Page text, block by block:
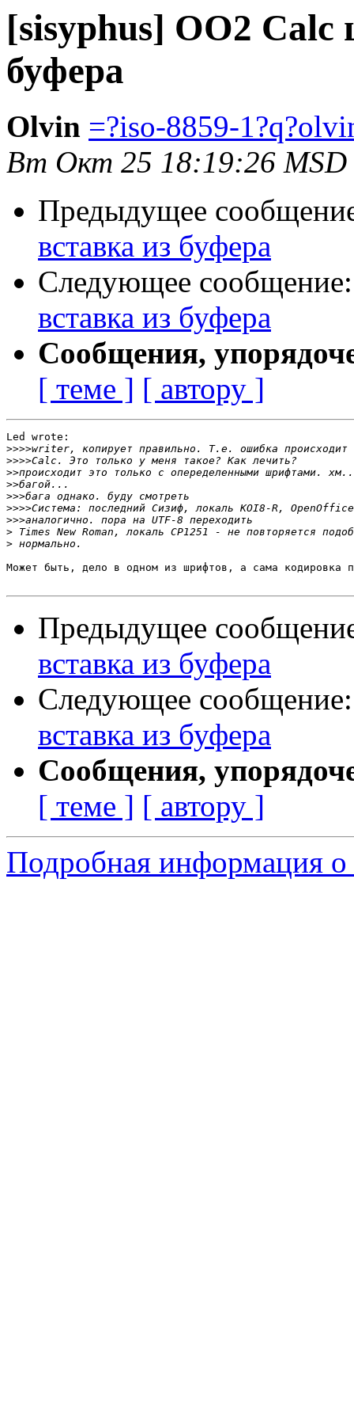
[sisyphus] OO2 Calc
буфера
Olvin =?iso-8859-
Вт Окт 25 18:19:26 MSD
Предыдущее
вставка из буфера
Следующее
вставка из буфера
Сообщения,
[ теме ] [ автору ]
Led wrote:
>>>>
>>>>
>>
>>
>>>
>>>>
>>>
>
>
Может быть, дело в одном из шрифтов, а сама кодировка
Предыдущее
вставка из буфера
Следующее
вставка из буфера
Сообщения,
[ теме ] [ автору ]
Подробная информация о